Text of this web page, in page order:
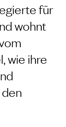
für
wohnt
wie ihre